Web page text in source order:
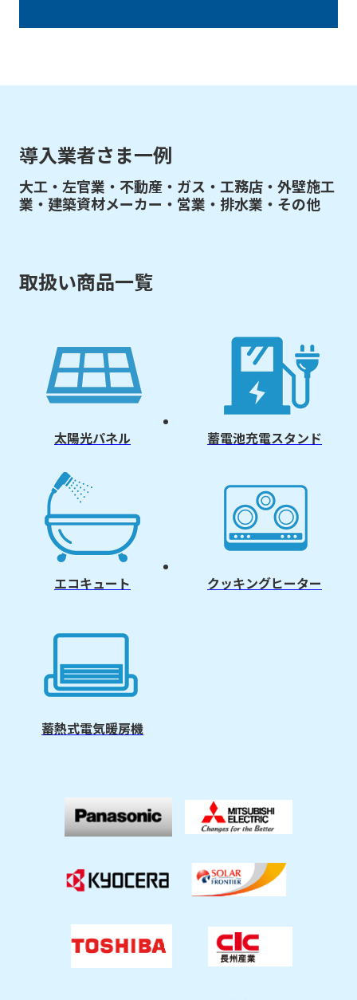
導入業者さま一例
大工・左官業・不動産・ガス・工務店・外壁施工
業・建築資材メーカー・営業・排水業・その他
取扱い商品一覧
太陽光パネル 蓄電池充電スタンド
エコキュート クッキングヒーター
蓄熱式電気暖房機